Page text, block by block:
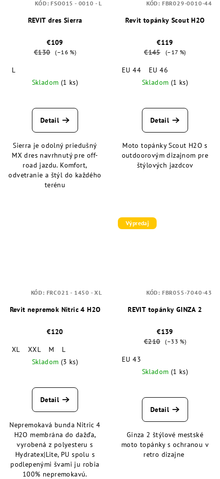
REVIT dres Sierra
€109
€130
(–16 %)
L
Skladom (1 ks)
Detail
Sierra je odolný priedušný
MX dres navrhnutý pre off-
road jazdu. Komfort,
odvetranie a štýl do každého
terénu
KÓD:FSO015 - 0010 - L
Revit topánky Scout H2O
€119
€145
(–17 %)
EU 44
EU 46
Skladom (1 ks)
Detail
Moto topánky Scout H2O s
outdoorovým dizajnom pre
štýlových jazdcov
KÓD: FBR029-0010-44
Revit nepremok Nitric 4 H2O
€120
XL
XXL M
L
Skladom (3 ks)
Detail
Nepremokavá bunda Nitric 4
H2O membrána do dažďa,
vyrobená z polyesteru s
Hydratex|Lite, PU spolu s
podlepenými švami ju robia
100% nepremokavú.
KÓD: FRC021 - 1450 - XL
Výpredaj
REVIT topánky GINZA 2
€139
€210
(–33 %)
EU 43
Skladom (1 ks)
Detail
Ginza 2 štýlové mestské
moto topánky s ochranou v
retro dizajne
KÓD: FBR055-7040-43